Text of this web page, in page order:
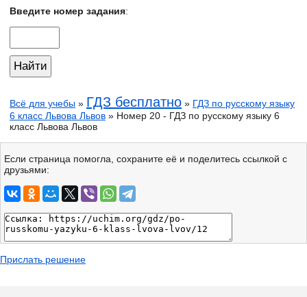
Введите номер задания:
Всё для учебы » ГДЗ бесплатно » ГДЗ по русскому языку
6 класс Львова Львов » Номер 20 - ГДЗ по русскому языку 6
класс Львова Львов
Если страница помогла, сохраните её и поделитесь ссылкой с
друзьями:
Прислать решение